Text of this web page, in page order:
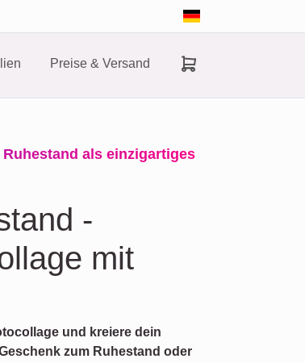
Preise & Versand
als einzigartiges
-
mit
und kreiere dein
zum Ruhestand oder